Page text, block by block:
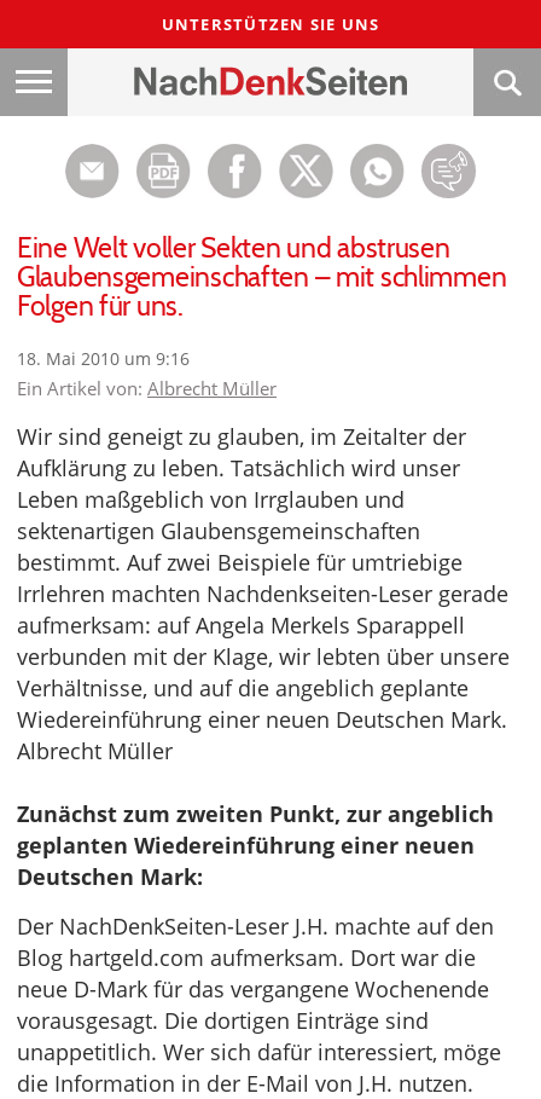
UNTERSTÜTZEN SIE UNS
Eine Welt voller Sekten und abstrusen
Glaubensgemeinschaften – mit schlimmen
Folgen für uns.
18. Mai 2010 um 9:16
Ein Artikel von: Albrecht Müller
Wir sind geneigt zu glauben, im Zeitalter der
Aufklärung zu leben. Tatsächlich wird unser
Leben maßgeblich von Irrglauben und
sektenartigen Glaubensgemeinschaften
bestimmt. Auf zwei Beispiele für umtriebige
Irrlehren machten Nachdenkseiten-Leser gerade
aufmerksam: auf Angela Merkels Sparappell
verbunden mit der Klage, wir lebten über unsere
Verhältnisse, und auf die angeblich geplante
Wiedereinführung einer neuen Deutschen Mark.
Albrecht Müller
Zunächst zum zweiten Punkt, zur angeblich
geplanten Wiedereinführung einer neuen
Deutschen Mark:
Der NachDenkSeiten-Leser J.H. machte auf den
Blog hartgeld.com aufmerksam. Dort war die
neue D-Mark für das vergangene Wochenende
vorausgesagt. Die dortigen Einträge sind
unappetitlich. Wer sich dafür interessiert, möge
die Information in der E-Mail von J.H. nutzen.